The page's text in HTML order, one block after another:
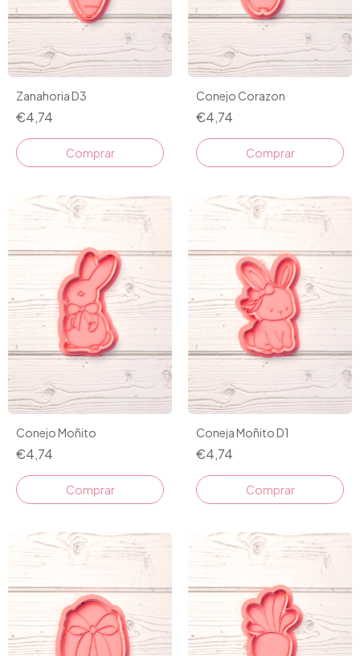
Zanahoria D3
€4,74
Comprar
Conejo Corazon
€4,74
Comprar
Conejo Moñito
€4,74
Comprar
Coneja Moñito D1
€4,74
Comprar